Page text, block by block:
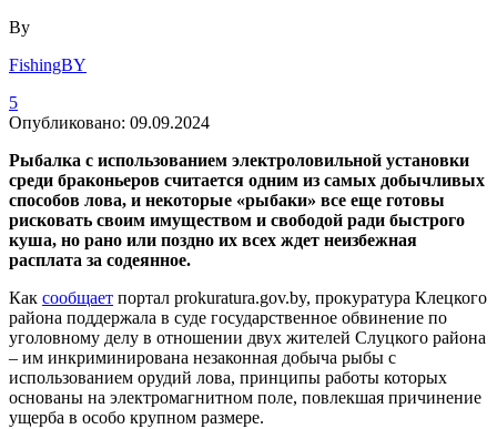
By
FishingBY
5
Опубликовано: 09.09.2024
Рыбалка с использованием электроловильной установки
среди браконьеров считается одним из самых добычливых
способов лова, и некоторые «рыбаки» все еще готовы
рисковать своим имуществом и свободой ради быстрого
куша, но рано или поздно их всех ждет неизбежная
расплата за содеянное.
Как сообщает портал prokuratura.gov.by, прокуратура Клецкого
района поддержала в суде государственное обвинение по
уголовному делу в отношении двух жителей Слуцкого района
– им инкриминирована незаконная добыча рыбы с
использованием орудий лова, принципы работы которых
основаны на электромагнитном поле, повлекшая причинение
ущерба в особо крупном размере.